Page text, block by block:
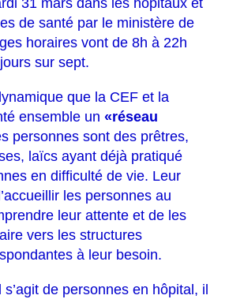
31 mars dans les hôpitaux et
de santé par le ministère de
horaires vont de 8h à 22h
sur sept.
que la CEF et la
ensemble un «réseau
personnes sont des prêtres,
laïcs ayant déjà pratiqué
en difficulté de vie. Leur
les personnes au
leur attente et de les
vers les structures
à leur besoin.
s’agit de personnes en hôpital, il